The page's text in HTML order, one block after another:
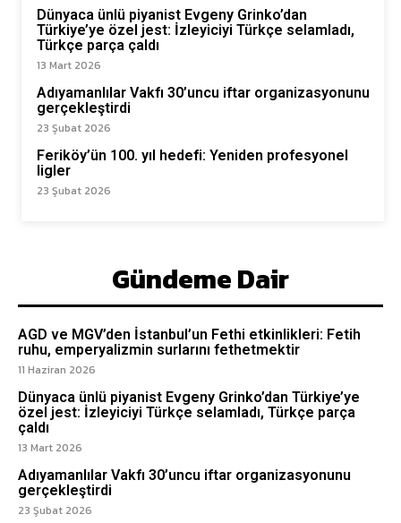
Dünyaca ünlü piyanist Evgeny Grinko’dan
Türkiye’ye özel jest: İzleyiciyi Türkçe selamladı,
Türkçe parça çaldı
13 Mart 2026
Adıyamanlılar Vakfı 30’uncu iftar organizasyonunu
gerçekleştirdi
23 Şubat 2026
Feriköy’ün 100. yıl hedefi: Yeniden profesyonel
ligler
23 Şubat 2026
Gündeme Dair
AGD ve MGV’den İstanbul’un Fethi etkinlikleri: Fetih
ruhu, emperyalizmin surlarını fethetmektir
11 Haziran 2026
Dünyaca ünlü piyanist Evgeny Grinko’dan Türkiye’ye
özel jest: İzleyiciyi Türkçe selamladı, Türkçe parça
çaldı
13 Mart 2026
Adıyamanlılar Vakfı 30’uncu iftar organizasyonunu
gerçekleştirdi
23 Şubat 2026